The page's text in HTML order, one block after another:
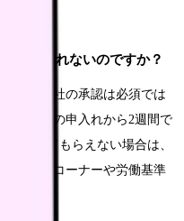
辞められないのですか？
で、会社の承認は必須では
、退職の申入れから2週間で
け取ってもらえない場合は、
働相談コーナーや労働基準
しょう。